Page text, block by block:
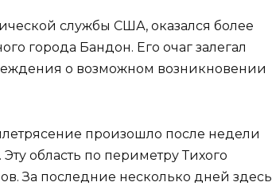
службы США, оказался более
города Бандон. Его очаг залегал
о возможном возникновении
произошло после недели
область по периметру Тихого
За последние несколько дней здесь